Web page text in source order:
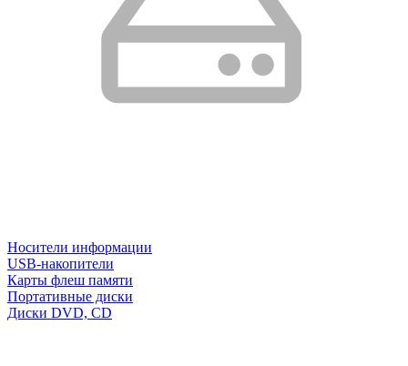
Носители информации
USB-накопители
Карты флеш памяти
Портативные диски
Диски DVD, CD